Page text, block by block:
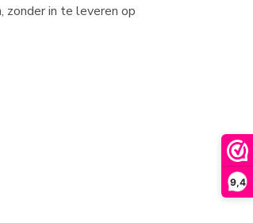
9,4
zonder in te leveren op